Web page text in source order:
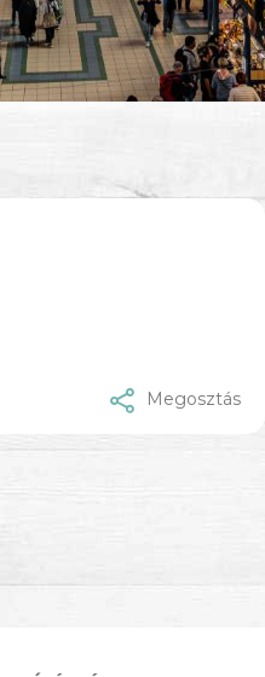
Megosztás